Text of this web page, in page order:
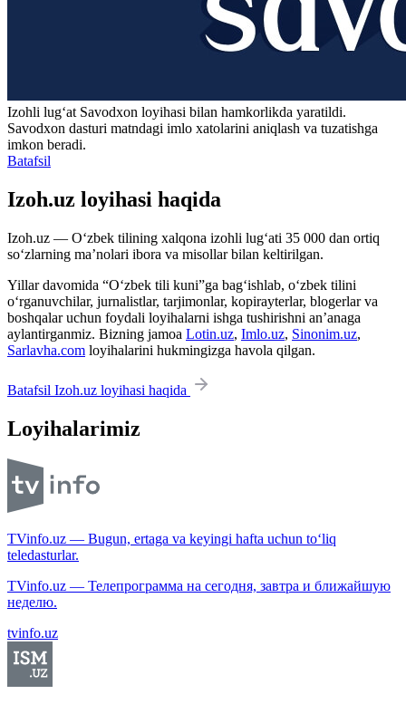
Izohli lugʻat Savodxon loyihasi bilan hamkorlikda yaratildi.
Savodxon dasturi matndagi imlo xatolarini aniqlash va tuzatishga
imkon beradi.
Batafsil
Izoh.uz loyihasi haqida
Izoh.uz — O‘zbek tilining xalqona izohli lug‘ati 35 000 dan ortiq
so‘zlarning ma’nolari ibora va misollar bilan keltirilgan.
Yillar davomida “O‘zbek tili kuni”ga bag‘ishlab, o‘zbek tilini
o‘rganuvchilar, jurnalistlar, tarjimonlar, kopirayterlar, blogerlar va
boshqalar uchun foydali loyihalarni ishga tushirishni an’anaga
aylantirganmiz. Bizning jamoa Lotin.uz, Imlo.uz, Sinonim.uz,
Sarlavha.com loyihalarini hukmingizga havola qilgan.
Batafsil Izoh.uz loyihasi haqida
Loyihalarimiz
TVinfo.uz — Bugun, ertaga va keyingi hafta uchun to‘liq
teledasturlar.
TVinfo.uz — Телепрограмма на сегодня, завтра и ближайшую
неделю.
tvinfo.uz